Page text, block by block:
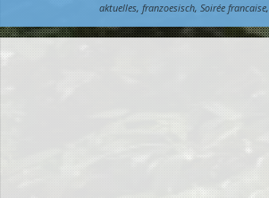
aktuelles, franzoesisch, Soirée francaise,